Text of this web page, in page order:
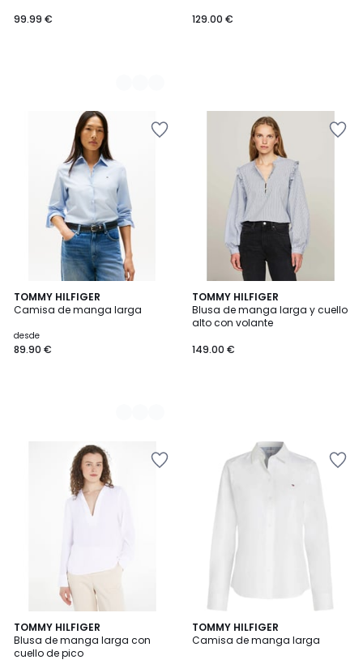
€.
99.99 €
129.00 €
TOMMY HILFIGER
Camisa de manga larga
desde
89.90 €
2
Colores
TOMMY HILFIGER
Blusa de manga larga y cuello
alto con volante
149.00 €
TOMMY HILFIGER
Blusa de manga larga con
cuello de pico
TOMMY HILFIGER
Camisa de manga larga